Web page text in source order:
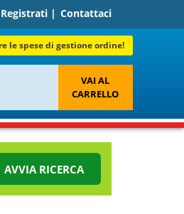
Registrati| Contattaci
le spese di gestione ordine!
VAI AL
CARRELLO
AVVIA RICERCA